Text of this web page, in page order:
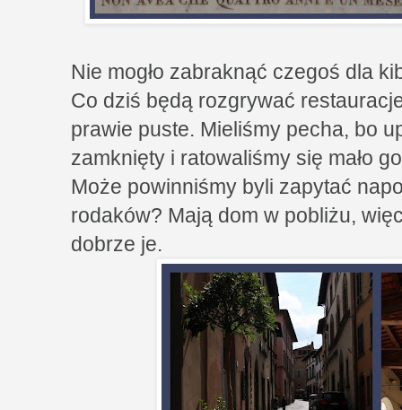
Nie mogło zabraknąć czegoś dla
Co dziś będą rozgrywać
prawie puste. Mieliśmy pecha, bo
zamknięty i ratowaliśmy się mało
Może powinniśmy byli zapytać
rodaków? Mają dom w pobliżu,
dobrze je.